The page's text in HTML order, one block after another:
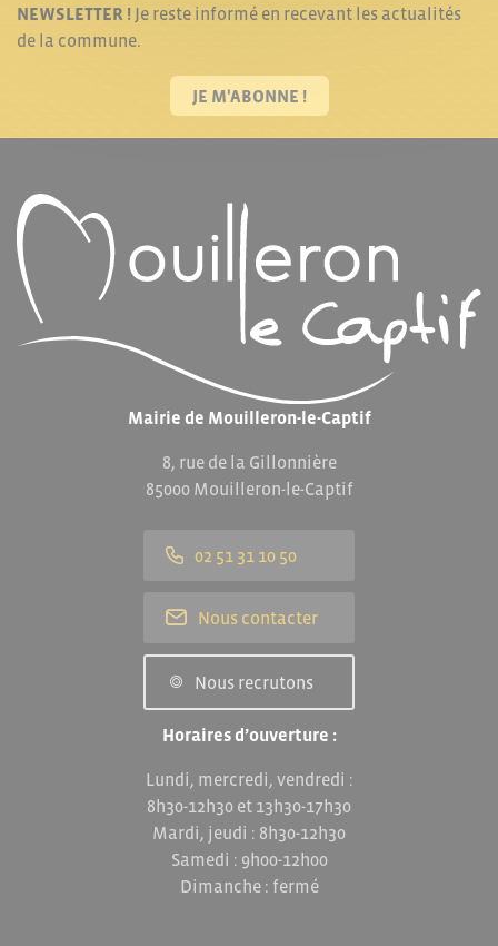
NEWSLETTER ! Je reste informé en recevant les actualités
de la commune.
JE M'ABONNE !
Mairie de Mouilleron-le-Captif
8, rue de la Gillonnière
85000 Mouilleron-le-Captif
02 51 31 10 50
Nous contacter
Nous recrutons
Horaires d’ouverture :
Lundi, mercredi, vendredi :
8h30-12h30 et 13h30-17h30
Mardi, jeudi : 8h30-12h30
Samedi : 9h00-12h00
Dimanche : fermé